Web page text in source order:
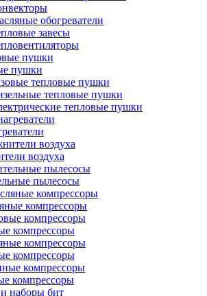
обогреватели
завесы
пушки
тепловые пушки
тепловые пушки
тепловые пушки
воздуха
пылесосы
компрессоры
компрессоры
компрессоры
компрессоры